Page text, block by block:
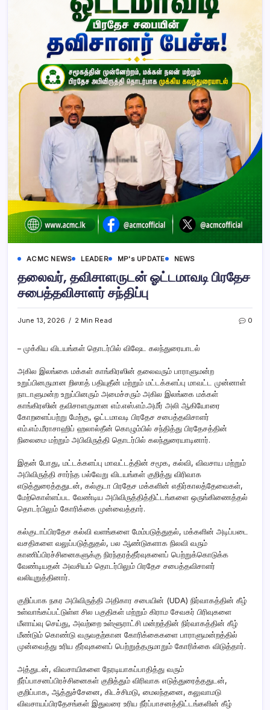
ACMC NEWS LEADER MP's UPDATE NEWS
தலைவர், தவிசாளருடன் ஓட்டமாவடி பிரதேச
சபைத்தவிசாளர் சந்திப்பு
June 13, 2026 2 Min Read 0
– முக்கிய விடயங்கள் தொடர்பில் விஷேட கலந்துரையாடல்
அகில இலங்கை மக்கள் காங்கிரஸின் தலைவரும் பாராளுமன்ற
உறுப்பினருமான றிஸாத் பதியுதீன் மற்றும் மட்டக்களப்பு மாவட்ட முன்னாள்
நாடாளுமன்ற உறுப்பினரும் அமைச்சரும் அகில இலங்கை மக்கள்
காங்கிரஸின் தவிசாளருமான எம்.எஸ்.எம்.அமீர் அலி ஆகியோரை
கோறளைப்பற்று மேற்கு, ஓட்டமாவடி பிரதேச சபைத்தவிசாளர்
எம்.எம்.மீராசாஹிப் ஹலால்தீன் கொழும்பில் சந்தித்து பிரதேசத்தின்
நிலைமை மற்றும் அபிவிருத்தி தொடர்பில் கலந்துரையாடினார்.
இதன் போது, மட்டக்களப்பு மாவட்டத்தின் சமூக, கல்வி, விவசாய மற்றும்
அபிவிருத்தி சார்ந்த பல்வேறு விடயங்கள் குறித்து விரிவாக
எடுத்துரைத்ததுடன், கல்குடா பிரதேச மக்களின் எதிர்காலத்தேவைகள்,
மேற்கொள்ளப்பட வேண்டிய அபிவிருத்தித்திட்டங்களை ஒருங்கிணைத்தல்
தொடர்பிலும் கோரிக்கை முன்வைத்தார்.
கல்குடாப்பிரதேச கல்வி வளங்களை மேம்படுத்துதல், மக்களின் அடிப்படை
வசதிகளை வலுப்படுத்துதல், பல ஆண்டுகளாக நிலவி வரும்
காணிப்பிரச்சினைகளுக்கு நிரந்தரத்தீர்வுகளைப் பெற்றுக்கொடுக்க
வேண்டியதன் அவசியம் தொடர்பிலும் பிரதேச சபைத்தவிசாளர்
வலியுறுத்தினார்.
குறிப்பாக நகர அபிவிருத்தி அதிகார சபையின் (UDA) நிர்வாகத்தின் கீழ்
உள்வாங்கப்பட்டுள்ள சில பகுதிகள் மற்றும் கிராம சேவகர் பிரிவுகளை
மீளாய்வு செய்து, அவற்றை உள்ளூராட்சி மன்றத்தின் நிர்வாகத்தின் கீழ்
மீண்டும் கொண்டு வருவதற்கான கோரிக்கைகளை பாராளுமன்றத்தில்
முன்வைத்து உரிய தீர்வுகளைப் பெற்றுத்தருமாறும் கோரிக்கை விடுத்தார்.
அத்துடன், விவசாயிகளை நேரடியாகப்பாதித்து வரும்
நீர்ப்பாசனப்பிரச்சினைகள் குறித்தும் விரிவாக எடுத்துரைத்ததுடன்,
குறிப்பாக, ஆத்துச்சேனை, கிடச்சிமடு, மைலந்தனை, கலுவாமடு
விவசாயப்பிரதேசங்கள் இதுவரை உரிய நீர்ப்பாசனத்திட்டங்களின் கீழ்